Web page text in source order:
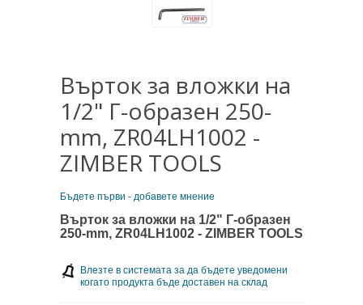
Върток за вложки на
1/2" Г-образен 250-
mm, ZR04LH1002 -
ZIMBER TOOLS
Бъдете първи - добавете мнение
Върток за вложки на 1/2" Г-образен
250-mm, ZR04LH1002 - ZIMBER TOOLS
Влезте в системата за да бъдете уведомени
когато продукта бъде доставен на склад